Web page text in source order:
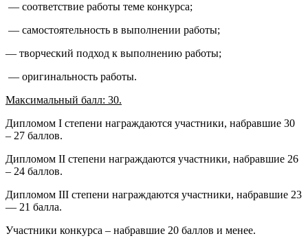
— соответствие работы теме конкурса;
— самостоятельность в выполнении работы;
— творческий подход к выполнению работы;
— оригинальность работы.
Максимальный балл: 30.
Дипломом I степени награждаются участники, набравшие 30
– 27 баллов.
Дипломом II степени награждаются участники, набравшие 26
– 24 баллов.
Дипломом III степени награждаются участники, набравшие 23
— 21 балла.
Участники конкурса – набравшие 20 баллов и менее.